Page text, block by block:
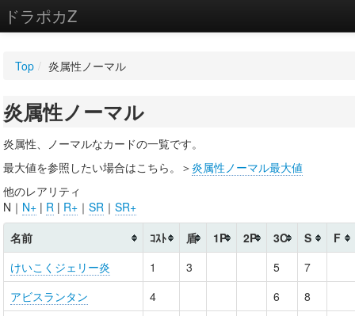
ドラポカZ
WIKI
設定
Top / 炎属性ノーマル
炎属性ノーマル
炎属性、ノーマルなカードの一覧です。
最大値を参照したい場合はこちら。＞炎属性ノーマル最大値
他のレアリティ
N｜ N+ | R | R+ ｜ SR ｜ SR+
名前
ｺｽﾄ 盾 1P 2P 3C S
F
けいこくジェリー炎
1 3 5
7
アビスランタン
4 6
8